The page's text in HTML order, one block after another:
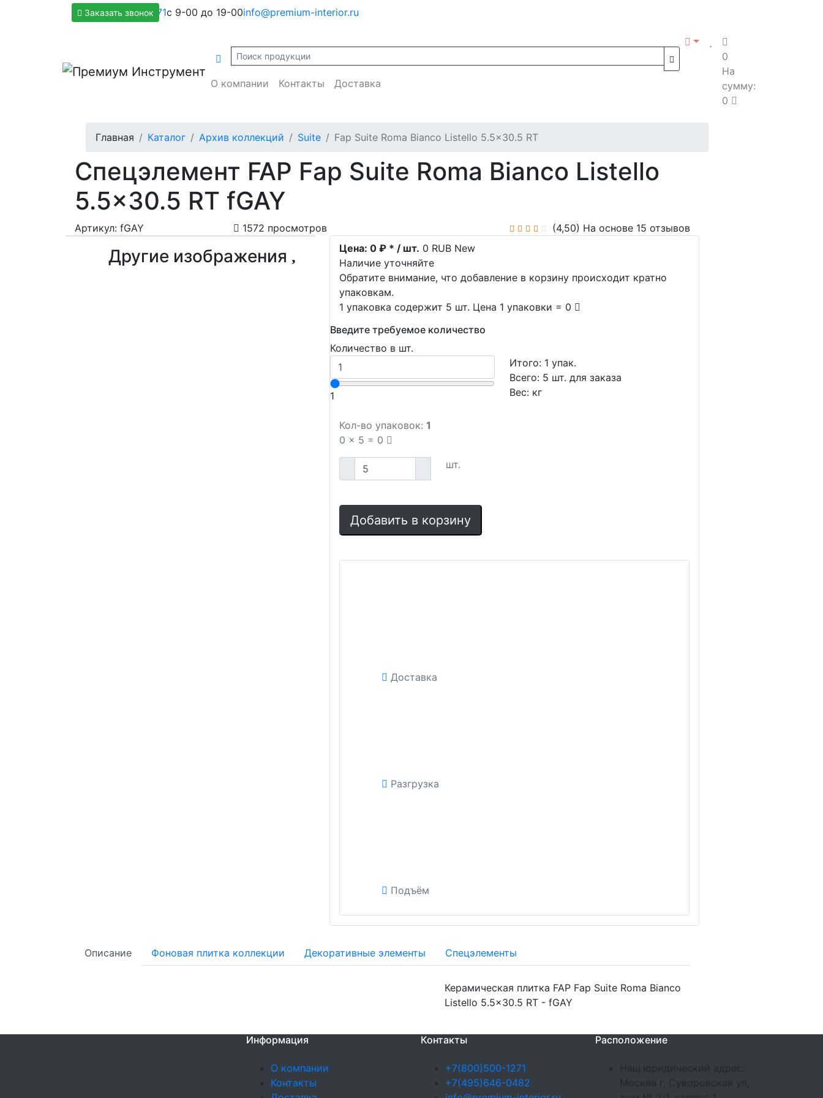
+7(800)500-1271с 9-00 до 19-00info@premium-interior.ru
Заказать звонок
О компании Контакты Доставка
0
На
сумму:
0
Главная Каталог Архив коллекций Suite Fap Suite Roma Bianco Listello 5.5x30.5 RT
Спецэлемент FAP Fap Suite Roma Bianco Listello
5.5x30.5 RT fGAY
Артикул: fGAY 1572 просмотров (4,50) На основе 15 отзывов
Другие изображения Цена: 0 ₽ * / шт. 0 RUB New
Наличие уточняйте
Обратите внимание, что добавление в корзину происходит кратно
упаковкам.
1 упаковка содержит 5 шт. Цена 1 упаковки = 0
Введите требуемое количество
Количество в шт.
1
Итого: 1 упак.
Всего: 5 шт. для заказа
Вес: кг
Кол-во упаковок: 1
0 x 5 = 0
шт.
Добавить в корзину
Доставка
Разгрузка
Подъём
Описание Фоновая плитка коллекции Декоративные элементы Спецэлементы
Керамическая плитка FAP Fap Suite Roma Bianco
Listello 5.5x30.5 RT - fGAY
Информация
О компании
Контакты
Контакты
+7(800)500-1271
+7(495)646-0482
Расположение
Наш юридический адрес:
Москва г, Суворовская ул,